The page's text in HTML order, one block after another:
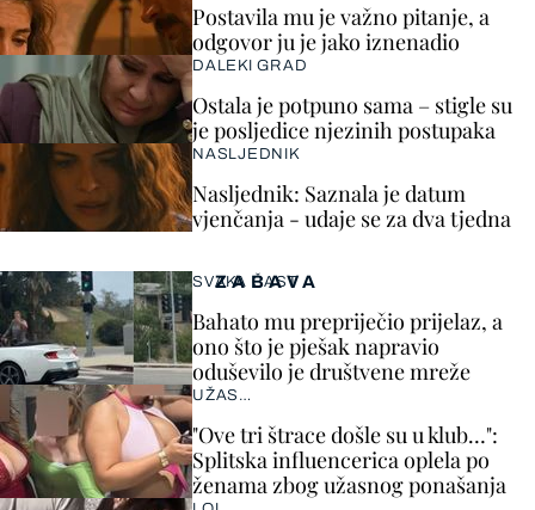
ZABAVA
SVAKA ČAST
Bahato mu prepriječio prijelaz, a
ono što je pješak napravio
oduševilo je društvene mreže
UŽAS…
"Ove tri štrace došle su u klub…":
Splitska influencerica oplela po
ženama zbog užasnog ponašanja
Postavila mu je važno pitanje, a
odgovor ju je jako iznenadio
DALEKI GRAD
Ostala je potpuno sama – stigle su
je posljedice njezinih postupaka
NASLJEDNIK
Nasljednik: Saznala je datum
vjenčanja - udaje se za dva tjedna